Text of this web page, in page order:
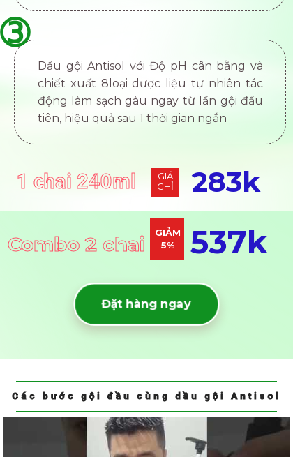
Dầu gội Antisol với Độ pH cân bằng và
chiết xuất 8loại dược liệu tự nhiên tác
động làm sạch gàu ngay từ lần gội đầu
tiên, hiệu quả sau 1 thời gian ngắn
Đặt hàng ngay
1 chai 240ml
GIÁ
CHỈ
283k
Combo 2 chai 537k
GIẢM
5%
➂
Các bước gội đầu cùng dầu gội Antisol